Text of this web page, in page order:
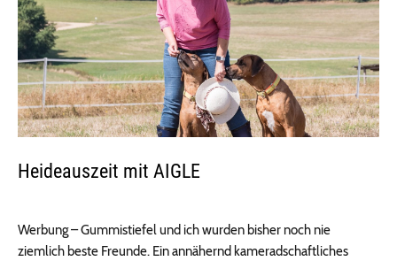
Heideauszeit mit AIGLE
Werbung – Gummistiefel und ich wurden bisher noch nie
ziemlich beste Freunde. Ein annähernd kameradschaftliches